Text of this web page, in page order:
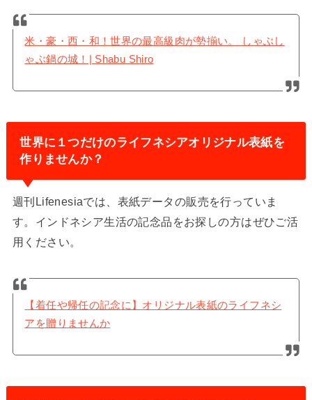
米・豪・西・和！世界の最高級肉が勢揃い。 しゃぶし
ゃぶ鍋の城！| Shabu Shiro
世界に１つだけのライフネシアオリジナル表紙を
作りませんか？
週刊Lifenesiaでは、表紙データの販売を行っていま
す。インドネシア生活の記念品をお探しの方はぜひご活
用ください。
【着任や帰任の記念に】オリジナル表紙のライフネシ
アを贈りませんか